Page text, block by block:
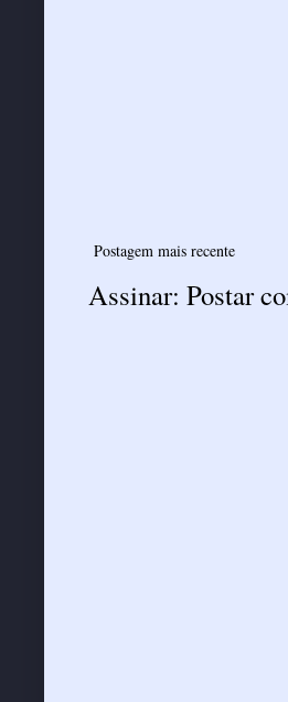
Postagem mais recente
Assinar: Postar